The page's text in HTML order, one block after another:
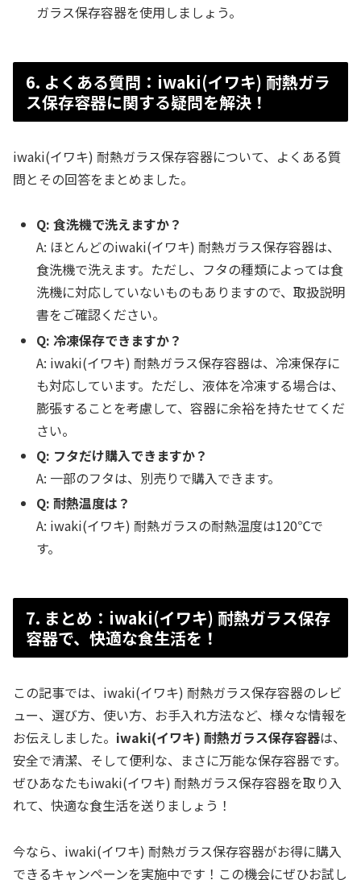
ガラス保存容器を使用しましょう。
6. よくある質問：iwaki(イワキ) 耐熱ガラ
ス保存容器に関する疑問を解決！
iwaki(イワキ) 耐熱ガラス保存容器について、よくある質
問とその回答をまとめました。
Q: 食洗機で洗えますか？
A: ほとんどのiwaki(イワキ) 耐熱ガラス保存容器は、
食洗機で洗えます。ただし、フタの種類によっては食
洗機に対応していないものもありますので、取扱説明
書をご確認ください。
Q: 冷凍保存できますか？
A: iwaki(イワキ) 耐熱ガラス保存容器は、冷凍保存に
も対応しています。ただし、液体を冷凍する場合は、
膨張することを考慮して、容器に余裕を持たせてくだ
さい。
Q: フタだけ購入できますか？
A: 一部のフタは、別売りで購入できます。
Q: 耐熱温度は？
A: iwaki(イワキ) 耐熱ガラスの耐熱温度は120℃で
す。
7. まとめ：iwaki(イワキ) 耐熱ガラス保存
容器で、快適な食生活を！
この記事では、iwaki(イワキ) 耐熱ガラス保存容器のレビ
ュー、選び方、使い方、お手入れ方法など、様々な情報を
お伝えしました。 iwaki(イワキ) 耐熱ガラス保存容器は、
安全で清潔、そして便利な、まさに万能な保存容器です。
ぜひあなたもiwaki(イワキ) 耐熱ガラス保存容器を取り入
れて、快適な食生活を送りましょう！
今なら、iwaki(イワキ) 耐熱ガラス保存容器がお得に購入
できるキャンペーンを実施中です！この機会にぜひお試し